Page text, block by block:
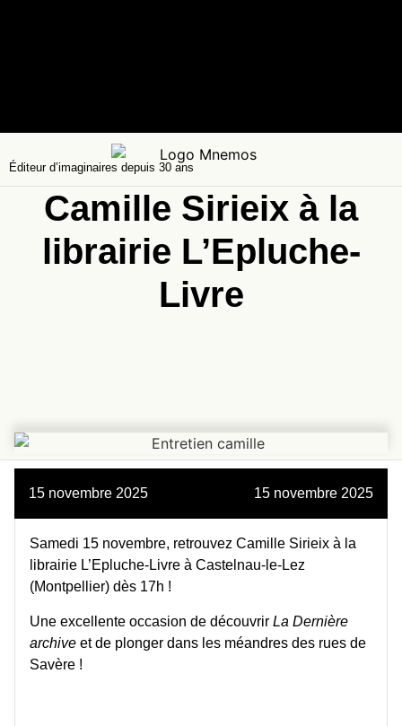
Éditeur d’imaginaires depuis 30 ans
Camille Sirieix à la
librairie L’Epluche-
Livre
15 novembre 2025 15 novembre 2025
Samedi 15 novembre, retrouvez Camille Sirieix à la
librairie L’Epluche-Livre à Castelnau-le-Lez
(Montpellier) dès 17h !
Une excellente occasion de découvrir La Dernière
archive et de plonger dans les méandres des rues de
Savère !